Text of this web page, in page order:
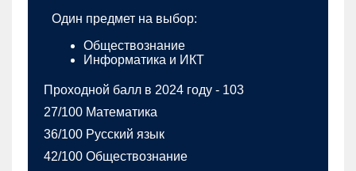
Один предмет на выбор:
Обществознание
Информатика и ИКТ
Проходной балл в 2024 году - 103
27/100 Математика
36/100 Русский язык
42/100 Обществознание